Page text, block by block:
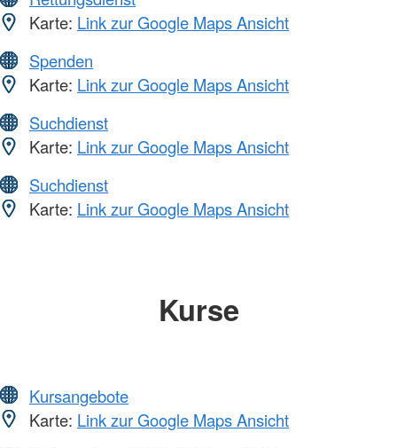
Karte: Link zur Google Maps Ansicht
Spenden
Karte: Link zur Google Maps Ansicht
Suchdienst
Karte: Link zur Google Maps Ansicht
Suchdienst
Karte: Link zur Google Maps Ansicht
Kurse
Kursangebote
Karte: Link zur Google Maps Ansicht